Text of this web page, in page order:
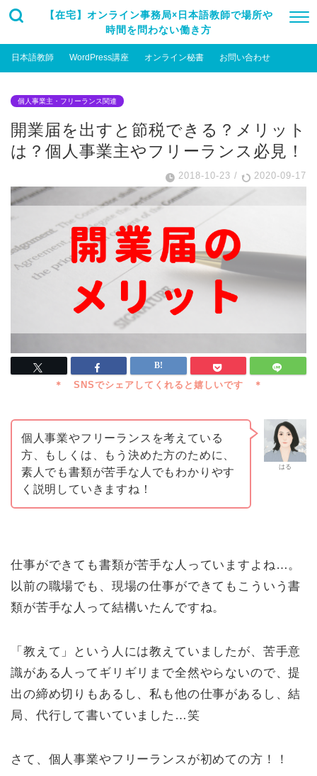
【在宅】オンライン事務局×日本語教師で場所や
時間を問わない働き方
日本語教師 WordPress講座 オンライン秘書 お問い合わせ
個人事業主・フリーランス関連
開業届を出すと節税できる？メリット
は？個人事業主やフリーランス必見！
2018-10-23 / 2020-09-17
はる
個人事業やフリーランスを考えている
方、もしくは、もう決めた方のために、
素人でも書類が苦手な人でもわかりやす
く説明していきますね！
仕事ができても書類が苦手な人っていますよね…。
以前の職場でも、現場の仕事ができてもこういう書
類が苦手な人って結構いたんですね。
「教えて」という人には教えていましたが、苦手意
識がある人ってギリギリまで全然やらないので、提
出の締め切りもあるし、私も他の仕事があるし、結
局、代行して書いていました…笑
さて、個人事業やフリーランスが初めての方！！